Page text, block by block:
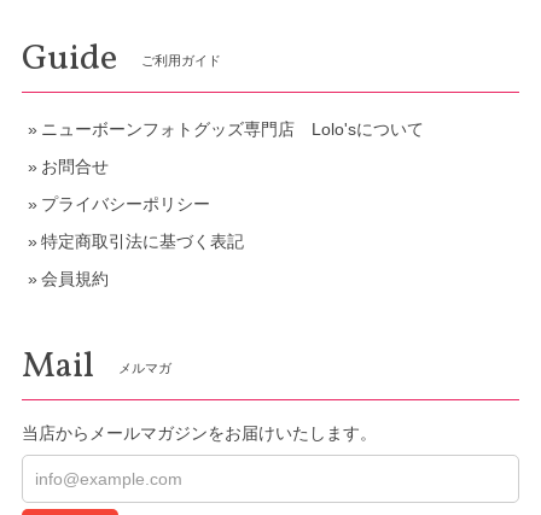
Guide ご利用ガイド
ニューボーンフォトグッズ専門店 Lolo'sについて
お問合せ
プライバシーポリシー
特定商取引法に基づく表記
会員規約
Mail メルマガ
当店からメールマガジンをお届けいたします。